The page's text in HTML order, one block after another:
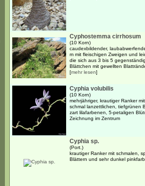
Cyphostemma cirrhosum
(10 Korn)
caudexbildender,
m mit fleischigen Zweigen und
die sich aus 3 bis 5
Blättchen mit gewellten
[mehr lesen]
Cyphia volubilis
(10 Korn)
mehrjähriger, krautiger Ranker
schmal lanzettlichen, tiefgrünen
zart lilafarbenen, 5-petaligen
Zeichnung im Zentrum
Cyphia sp.
(Port.)
krautiger Ranker mit schmalen,
Blättern und sehr dunkel